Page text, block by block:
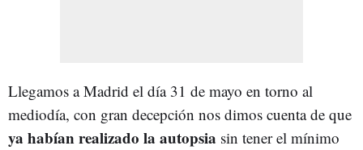
Llegamos a Madrid el día 31 de mayo en torno al
mediodía, con gran decepción nos dimos cuenta de que
ya habían realizado la autopsia sin tener el mínimo